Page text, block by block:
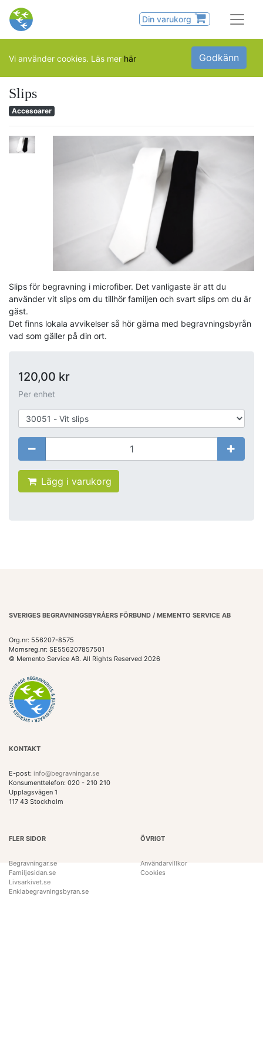
Din varukorg
Vi använder cookies. Läs mer här Godkänn
Slips
Accesoarer
Slips för begravning i microfiber. Det vanligaste är att du
använder vit slips om du tillhör familjen och svart slips om du är
gäst.
Det finns lokala avvikelser så hör gärna med begravningsbyrån
vad som gäller på din ort.
120,00 kr
Per enhet
Lägg i varukorg
SVERIGES BEGRAVNINGSBYRÅERS FÖRBUND / MEMENTO SERVICE AB
Org.nr: 556207-8575
Momsreg.nr: SE556207857501
© Memento Service AB. All Rights Reserved 2026
KONTAKT
E-post: info@begravningar.se
Konsumenttelefon: 020 - 210 210
Upplagsvägen 1
117 43 Stockholm
FLER SIDOR
Begravningar.se
Familjesidan.se
Livsarkivet.se
Enklabegravningsbyran.se
ÖVRIGT
Användarvillkor
Cookies